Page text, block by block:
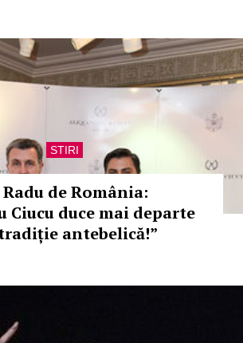
STIRI
de România:
Ciucu duce mai departe
antebelică!”